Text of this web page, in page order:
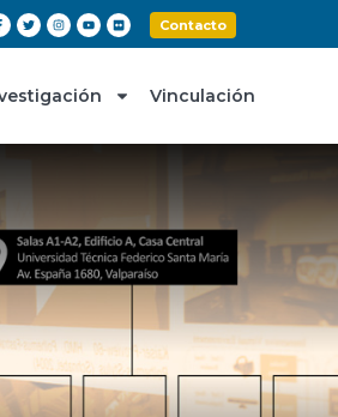
Contacto
Vinculación